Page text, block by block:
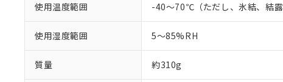
使用温度範囲 -40～70℃（ただし、氷結、結露
使用湿度範囲 5～85%RH
質量 約310g